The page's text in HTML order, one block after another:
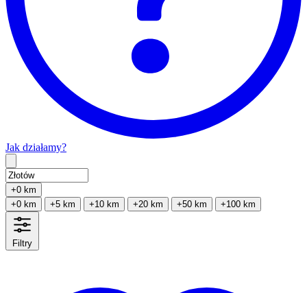
Jak działamy?
+0 km
+0 km
+5 km +10 km +20 km +50 km +100 km
Filtry